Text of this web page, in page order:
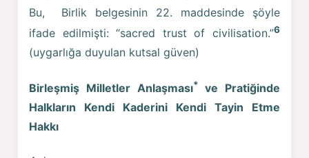
Bu, Birlik belgesinin 22. maddesinde şöyle
ifade edilmişti: “sacred trust of civilisation.”6
(uygarlığa duyulan kutsal güven)
Birleşmiş Milletler Anlaşması*
ve Pratiğinde
Halkların Kendi Kaderini Kendi Tayin Etme
Hakkı